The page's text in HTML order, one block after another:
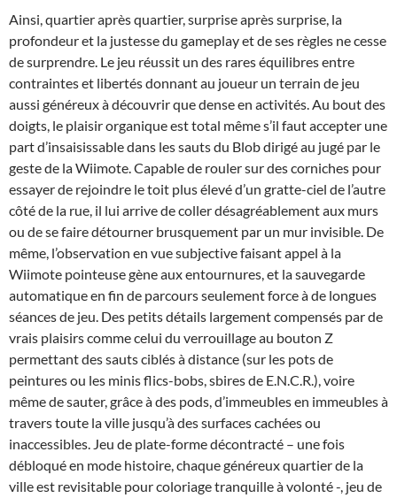
Ainsi, quartier après quartier, surprise après surprise, la
profondeur et la justesse du gameplay et de ses règles ne cesse
de surprendre. Le jeu réussit un des rares équilibres entre
contraintes et libertés donnant au joueur un terrain de jeu
aussi généreux à découvrir que dense en activités. Au bout des
doigts, le plaisir organique est total même s’il faut accepter une
part d’insaisissable dans les sauts du Blob dirigé au jugé par le
geste de la Wiimote. Capable de rouler sur des corniches pour
essayer de rejoindre le toit plus élevé d’un gratte-ciel de l’autre
côté de la rue, il lui arrive de coller désagréablement aux murs
ou de se faire détourner brusquement par un mur invisible. De
même, l’observation en vue subjective faisant appel à la
Wiimote pointeuse gène aux entournures, et la sauvegarde
automatique en fin de parcours seulement force à de longues
séances de jeu. Des petits détails largement compensés par de
vrais plaisirs comme celui du verrouillage au bouton Z
permettant des sauts ciblés à distance (sur les pots de
peintures ou les minis flics-bobs, sbires de E.N.C.R.), voire
même de sauter, grâce à des pods, d’immeubles en immeubles à
travers toute la ville jusqu’à des surfaces cachées ou
inaccessibles. Jeu de plate-forme décontracté – une fois
débloqué en mode histoire, chaque généreux quartier de la
ville est revisitable pour coloriage tranquille à volonté -, jeu de